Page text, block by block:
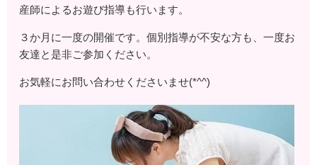
産師によるお遊び指導も行います。
３か月に一度の開催です。個別指導が不安な方も、一度お
友達と是非ご参加ください。
お気軽にお問い合わせくださいませ(*^^)